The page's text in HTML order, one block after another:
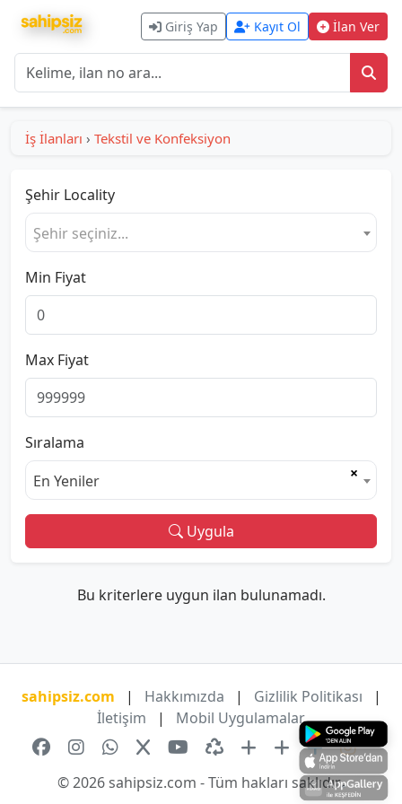
Giriş Yap Kayıt Ol İlan Ver
İş İlanları › Tekstil ve Konfeksiyon
Şehir Locality
Şehir seçiniz...
Min Fiyat
Max Fiyat
Sıralama
×
En Yeniler
Uygula
Bu kriterlere uygun ilan bulunamadı.
sahipsiz.com | Hakkımızda | Gizlilik Politikası
|
İletişim
| Mobil Uygulamalar
© 2026 sahipsiz.com - Tüm hakları saklıdır